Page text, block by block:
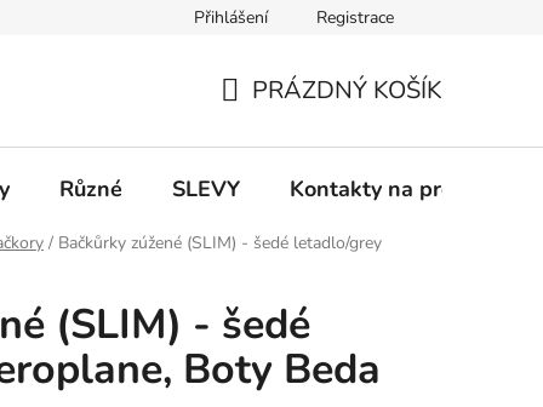
Informace k on-line platbám Odstoupení od
Přihlášení Registrace
KOŠÍK
PRÁZDNÝ KOŠÍK
Různé SLEVY Kontakty na prodejny
/ Bačkůrky zúžené (SLIM) - šedé letadlo/grey
(SLIM) - šedé
Boty Beda